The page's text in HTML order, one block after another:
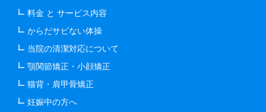
料金 と サービス内容
からだサビない体操
当院の清潔対応について
顎関節矯正・小顔矯正
猫背・肩甲骨矯正
妊娠中の方へ